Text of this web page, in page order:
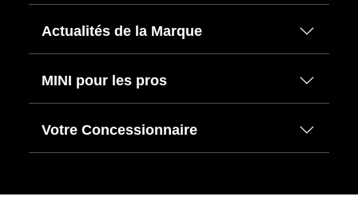
Actualités de la Marque
MINI pour les pros
Votre Concessionnaire